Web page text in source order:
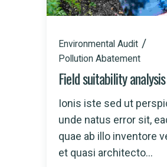
Environmental Audit
Pollution Abatement
Field suitability analysis
Ionis iste sed ut
unde natus error sit,
quae ab illo inventore
et quasi architecto...